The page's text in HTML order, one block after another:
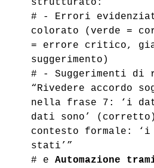
# - Errori
colorato (verde =
= errore critico,
suggerimento)
# - Suggerimenti
“Rivedere accordo
nella frase 7: ‘i
dati sono’
contesto formale: ‘i
stati’”
# e Automazione